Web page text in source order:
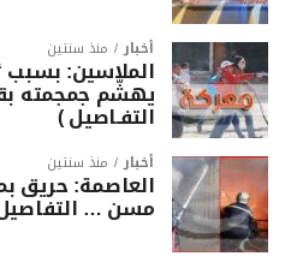
أخبار منذ سنتين
الملاسين:
يهشّم جمجمته
التفـاصيل )
أخبار منذ سنتين
العاصمة: حريق
مسن …